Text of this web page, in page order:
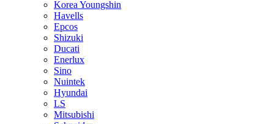
Korea Youngshin
Havells
Epcos
Shizuki
Ducati
Enerlux
Sino
Nuintek
Hyundai
LS
Mitsubishi